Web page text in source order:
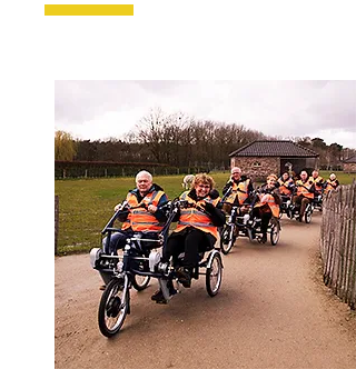
AANMELDEN ALS GAST